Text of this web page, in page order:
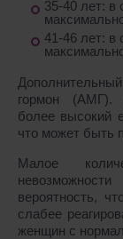
35-40 лет:
41-46 лет:
гормон (АМГ).
более высокий
что может быть
Малое
вероятность,
слабее
женщин с